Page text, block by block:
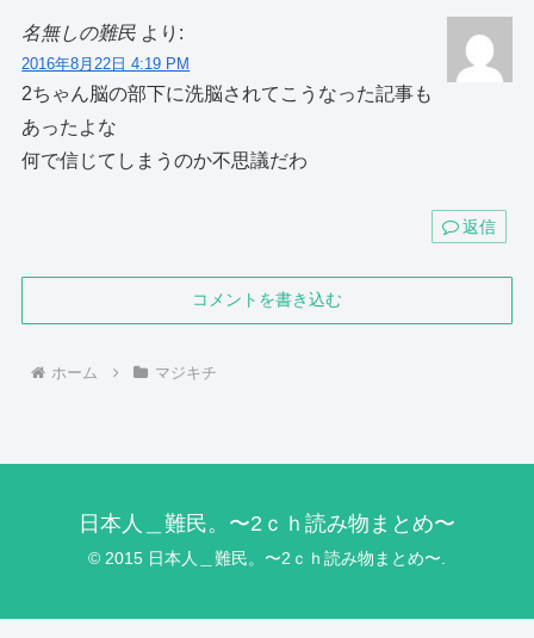
名無しの難民 より:
2016年8月22日 4:19 PM
2ちゃん脳の部下に洗脳されてこうなった記事も
あったよな
何で信じてしまうのか不思議だわ
返信
コメントを書き込む
ホーム マジキチ
日本人＿難民。〜2ｃｈ読み物まとめ〜
© 2015 日本人＿難民。〜2ｃｈ読み物まとめ〜.